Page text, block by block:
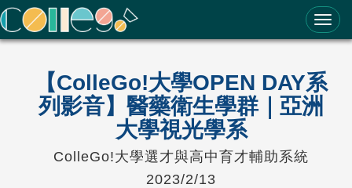
ColleGo! 大學選才與高中育才輔助系統
【ColleGo!大學OPEN DAY系
列影音】醫藥衛生學群｜亞洲
大學視光學系
ColleGo!大學選才與高中育才輔助系統
2023/2/13